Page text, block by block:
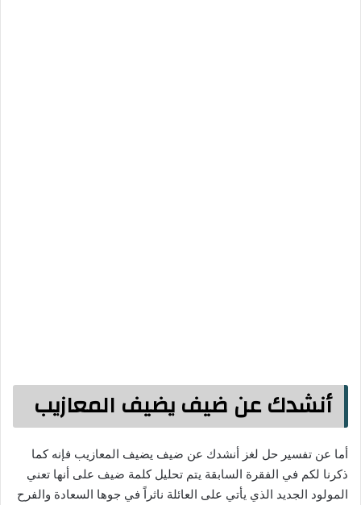
أنشدك عن ضيف يضيف المعازيب
أما عن تفسير حل لغز أنشدك عن ضيف يضيف المعازيب فإنه كما
ذكرنا لكم في الفقرة السابقة يتم تحليل كلمة ضيف على أنها تعني
المولود الجديد الذي يأتي على العائلة ناثراً في جوها السعادة والفرح